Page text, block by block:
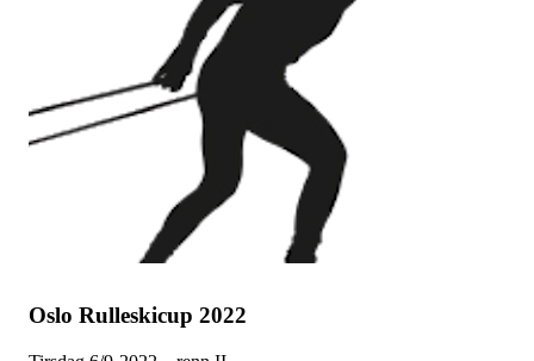
Oslo Rulleskicup 2022